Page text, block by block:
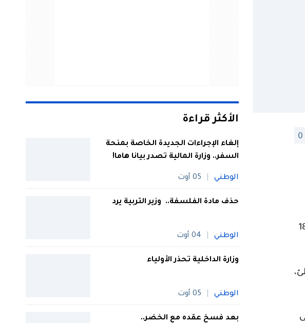
0
أن هذه العملية أسفرت عن حجز 111 كرسي، 18
الأكثر قراءة
إلغاء الإجراءات الجديدة الخاصة بمنحة
السفر.. وزارة المالية تصدر بيانا هاما!
الوطني 05 أوت
حذف مادة الفلسفة.. وزير التربية يرد
الوطني 04 أوت
وزارة الداخلية تحذر الأولياء
الوطني 05 أوت
بعد فسخ عقده مع الخضر..